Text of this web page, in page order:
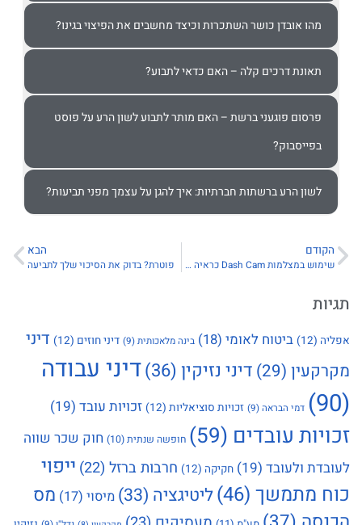
כושר השתכרות וכיצד מחשבים את הפיצוי בגינו?
קלה – האם כדאי לתבוע?
ברשת – האם מותר לתבוע לשון הרע על פוסט
ברשתות חברתיות: איך להגן על עצמך מפני תביעות?
שימוש במצלמות Dash Cam כראיה בתאונות דרכים פוטרת? בדוק את הסיכוי שלך לתביעה
לאומי(18) בינה מלאכותית (9) דיני חוזים(12)
דיני
דיני נזיקין(36) דיני עבודה
(9) זכויות סוציאליות(12) זכויות עובד(19)
(59) חופשה שנתית(10)
חוק שכר שווה
(19) חקיקה(12) חרבות ברזל(22)
ייפוי
(46) ליטיגציה(33) מיסוי(17) מס